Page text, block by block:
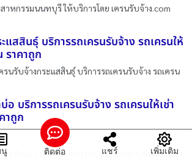
าหกรรมนนทบุรี ให้บริการโดย เครนรับจ้าง.com
แสสินธุ์ บริการรถเครนรับจ้าง รถเครนให้
ราคาถูก
รนรับจ้างกระแสสินธุ์ บริการรถเครนรับจ้าง รถเครน
อ บริการรถเครนรับจ้าง รถเครนให้เช่า
าถูก
รนรับจ้างท่าบ่อ บริการรถเครนรับจ้าง รถเครนให้เช่า
นู ติดต่อ แชร์ เพิ่มเติม